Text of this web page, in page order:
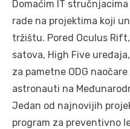
Domaćim IT
rade na projektima koji
tržištu. Pored Oculus
satova, High Five
za pametne ODG
astronauti na
Jedan od najnovijih
program za preventivno